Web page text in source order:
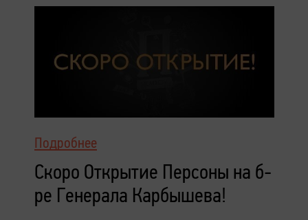
Подробнее
Скоро Открытие Персоны на б-
ре Генерала Карбышева!